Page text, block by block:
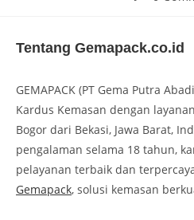
Tentang Gemapack.co.id
GEMAPACK (PT Gema Putra
Kardus Kemasan dengan
Bogor dari Bekasi, Jawa Barat,
pengalaman selama 18 tahun,
pelayanan terbaik dan
Gemapack, solusi kemasan